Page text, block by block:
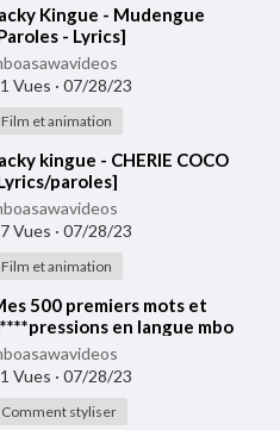
Kingue - Mudengue
- Lyrics]
Vues · 07/28/23
Film et animation
kingue - CHERIE COCO
paroles]
Vues · 07/28/23
Film et animation
500 premiers mots et
en langue mbo
Melong)
Vues · 07/28/23
Comment styliser